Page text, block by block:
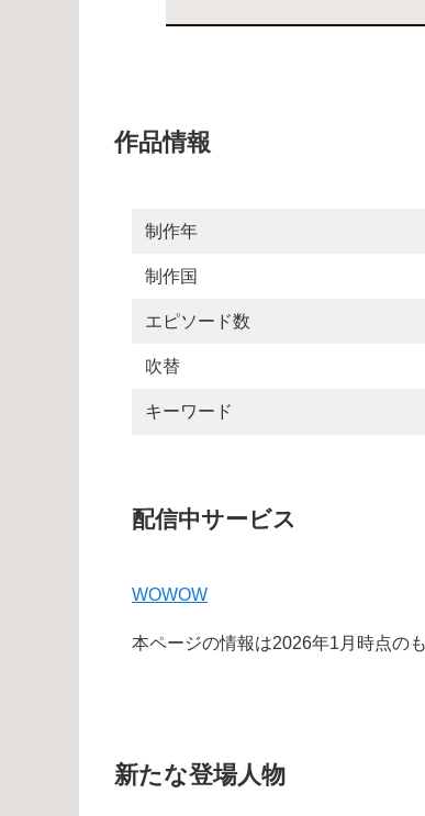
作品情報
制作年
制作国
エピソード数
吹替
キーワード
配信中サービス
WOWOW
本ページの情報は2026年1月時点の
新たな登場人物